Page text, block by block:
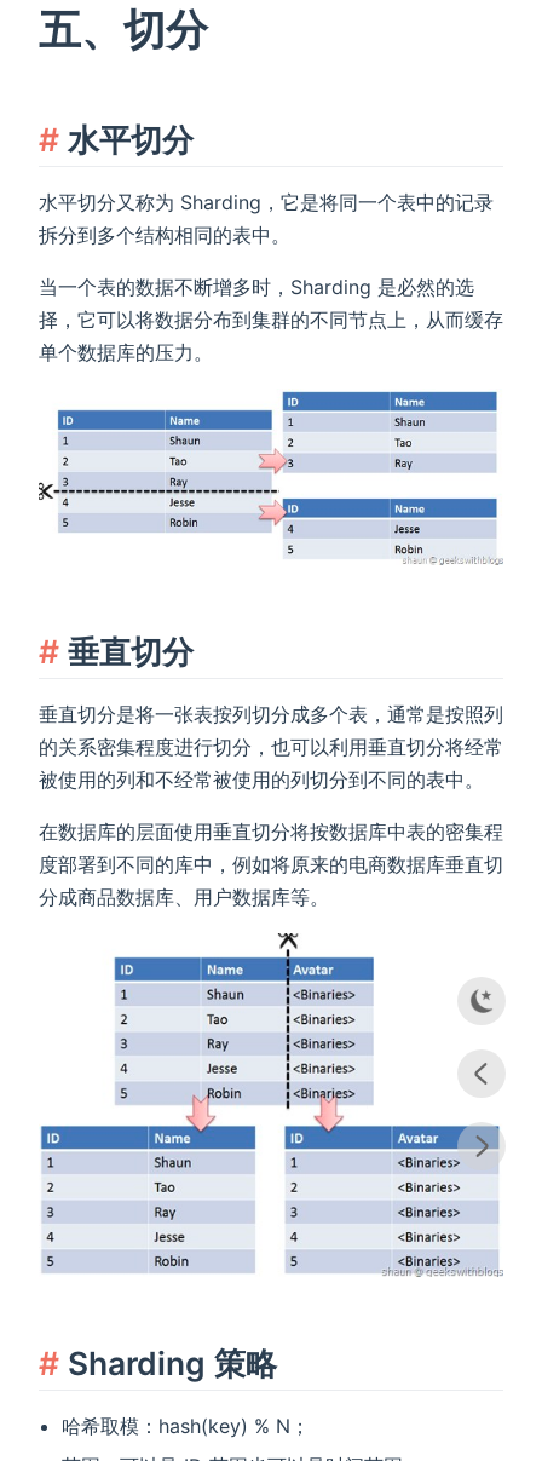
五、切分
水平切分
水平切分又称为 Sharding，它是将同一个表中的记录
拆分到多个结构相同的表中。
当一个表的数据不断增多时，Sharding 是必然的选
择，它可以将数据分布到集群的不同节点上，从而缓存
单个数据库的压力。
垂直切分
垂直切分是将一张表按列切分成多个表，通常是按照列
的关系密集程度进行切分，也可以利用垂直切分将经常
被使用的列和不经常被使用的列切分到不同的表中。
在数据库的层面使用垂直切分将按数据库中表的密集程
度部署到不同的库中，例如将原来的电商数据库垂直切
分成商品数据库、用户数据库等。
Sharding 策略
哈希取模：hash(key) % N；